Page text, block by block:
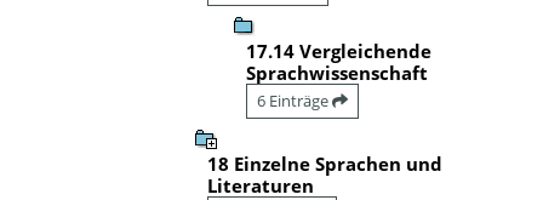
17.14 Vergleichende
Sprachwissenschaft
6 Einträge
18 Einzelne Sprachen und
Literaturen